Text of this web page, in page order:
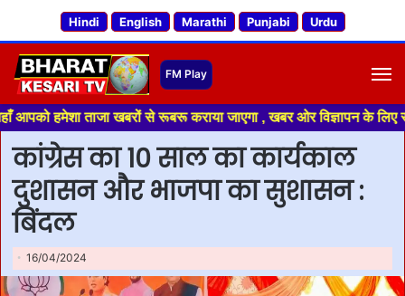
Hindi English Marathi Punjabi Urdu
ताजा खबरों से रूबरू कराया जाएगा , खबर ओर विज्ञापन के लिए संपर्क
कांग्रेस का 10 साल का कार्यकाल
दुशासन और भाजपा का सुशासन :
बिंदल
16/04/2024